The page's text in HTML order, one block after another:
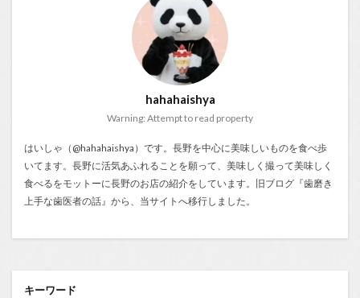
hahahaishya
Warning: Attempt to read property
はいしゃ（@hahahaishya）です。長野を中心に美味しいものを食べ歩
いてます。長野に活気あふれることを願って、美味しく撮って美味しく
食べるをモットーに長野のお店の紹介をしています。旧ブログ『歯磨き
上手な歯医者の話』から、当サイトへ移行しました。
キーワード